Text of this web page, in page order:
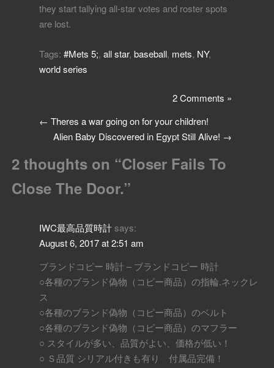
they start tallying all-star votes and roster spots
are lost.
Tags: #Mets 5;, all star, baseball, mets, NY,
world series
2 Comments »
← Theres a war going on for your children!
Alien Baby Discovered in Egypt Still Alive! →
2 thoughts on “Closer Fails To
Close The Door.”
IWC最高品質時計 says:
August 6, 2017 at 2:51 am
ブランドコピー 時計 – ブランドコピー 時計
○各種のブランド偽物（コピー商品）の指輪.ネックレ
ス
○各種のブランド偽物（コピー商品）のベルト
○各種のブランド偽物（コピー商品）のマフラー
○ スタイルが多い、品質がよい、価格が低い！
○ Ｓ品質 シリアル付きも有り 付属品完備！